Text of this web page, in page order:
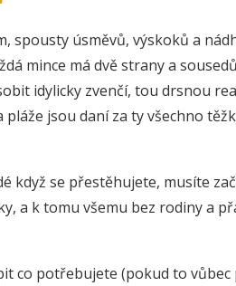
úsměvů, výskoků a
mince má dvě strany a
idylicky zvenčí, tou drsnou
jsou daní za ty všechno
když se přestěhujete, musíte
a k tomu všemu bez rodiny a
co potřebujete (pokud to vůbec